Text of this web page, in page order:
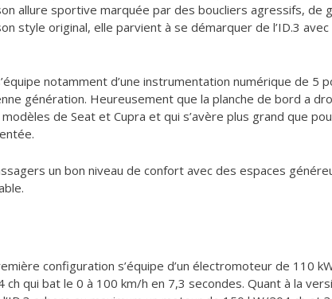
allure sportive marquée par des boucliers agressifs, de
style original, elle parvient à se démarquer de l’ID.3
notamment d’une instrumentation numérique de 5
génération. Heureusement que la planche de bord a
de Seat et Cupra et qui s’avère plus grand que
un bon niveau de confort avec des espaces
configuration s’équipe d’un électromoteur de 110
qui bat le 0 à 100 km/h en 7,3 secondes. Quant à la